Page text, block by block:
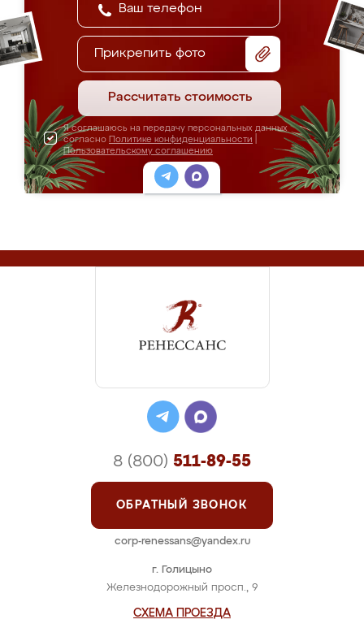
Прикрепить фото
Рассчитать стоимость
Я соглашаюсь на передачу персональных данных
согласно Политике конфиденциальности
Пользовательскому соглашению
г. Голицыно
Железнодорожный просп., 9
СХЕМА ПРОЕЗДА
8 (800) 511-89-55
ОБРАТНЫЙ ЗВОНОК
corp-renessans@yandex.ru